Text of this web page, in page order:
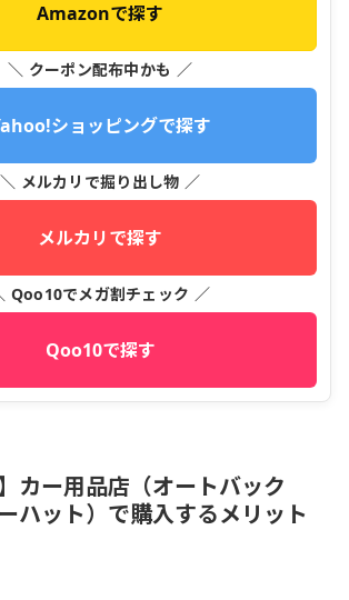
Amazonで探す
＼ クーポン配布中かも ／
ショッピングで探す
＼ メルカリで掘り出し物 ／
メルカリで探す
Qoo10でメガ割チェック ／
Qoo10で探す
カー用品店（オートバック
ハット）で購入するメリット